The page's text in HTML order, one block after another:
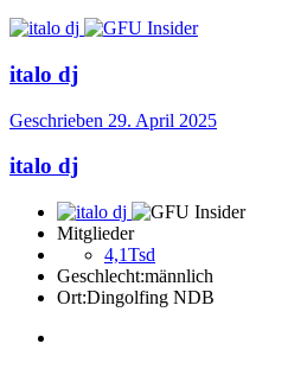
italo dj
Geschrieben 29. April 2025
italo dj
Mitglieder
4,1Tsd
Geschlecht:männlich
Ort:Dingolfing NDB